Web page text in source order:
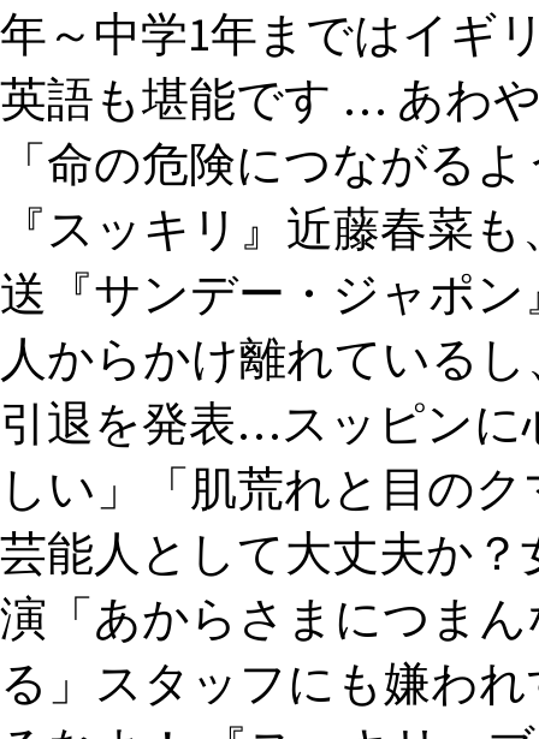
年～中学1年まではイギ
英語も堪能です … あわ
「命の危険につながる
『スッキリ』近藤春菜
送『サンデー・ジャポ
人からかけ離れている
引退を発表…スッピンに
しい」「肌荒れと目の
芸能人として大丈夫か
演「あからさまにつま
る」スタッフにも嫌わ